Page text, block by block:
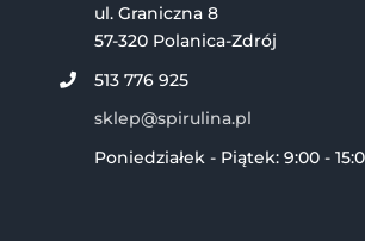
ul. Graniczna 8
57-320 Polanica-Zdrój
513 776 925
sklep@spirulina.pl
Poniedziałek - Piątek: 9:00 -